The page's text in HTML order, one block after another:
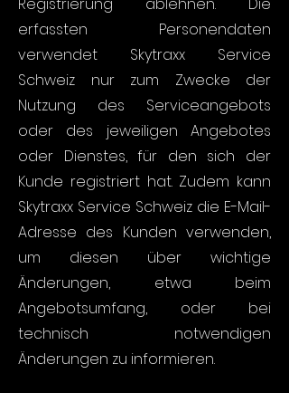
erfassten Personendaten
verwendet Skytraxx Service
Schweiz nur zum Zwecke der
Nutzung des Serviceangebots
oder des jeweiligen Angebotes
oder Dienstes, für den sich der
Kunde registriert hat. Zudem kann
Skytraxx Service Schweiz die E-Mail-
Adresse des Kunden verwenden,
um diesen über wichtige
Änderungen, etwa beim
Angebotsumfang, oder bei
technisch notwendigen
Änderungen zu informieren.